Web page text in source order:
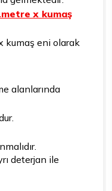
x kumaş
kumaş eni olarak
alanlarında
deterjan ile